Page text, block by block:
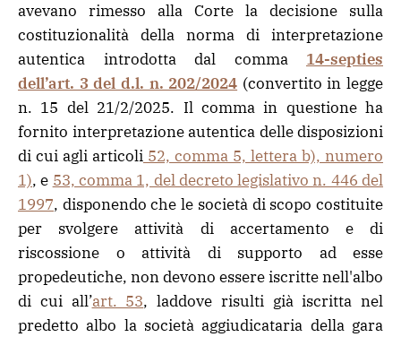
avevano rimesso alla Corte la decisione sulla
costituzionalità della norma di interpretazione
autentica introdotta dal comma 14-septies
dell’art. 3 del d.l. n. 202/2024 (convertito in legge
n. 15 del 21/2/2025. Il comma in questione ha
fornito interpretazione autentica delle disposizioni
di cui agli articoli 52, comma 5, lettera b), numero
1), e 53, comma 1, del decreto legislativo n. 446 del
1997, disponendo che le società di scopo costituite
per svolgere attività di accertamento e di
riscossione o attività di supporto ad esse
propedeutiche, non devono essere iscritte nell'albo
di cui all’art. 53, laddove risulti già iscritta nel
predetto albo la società aggiudicataria della gara